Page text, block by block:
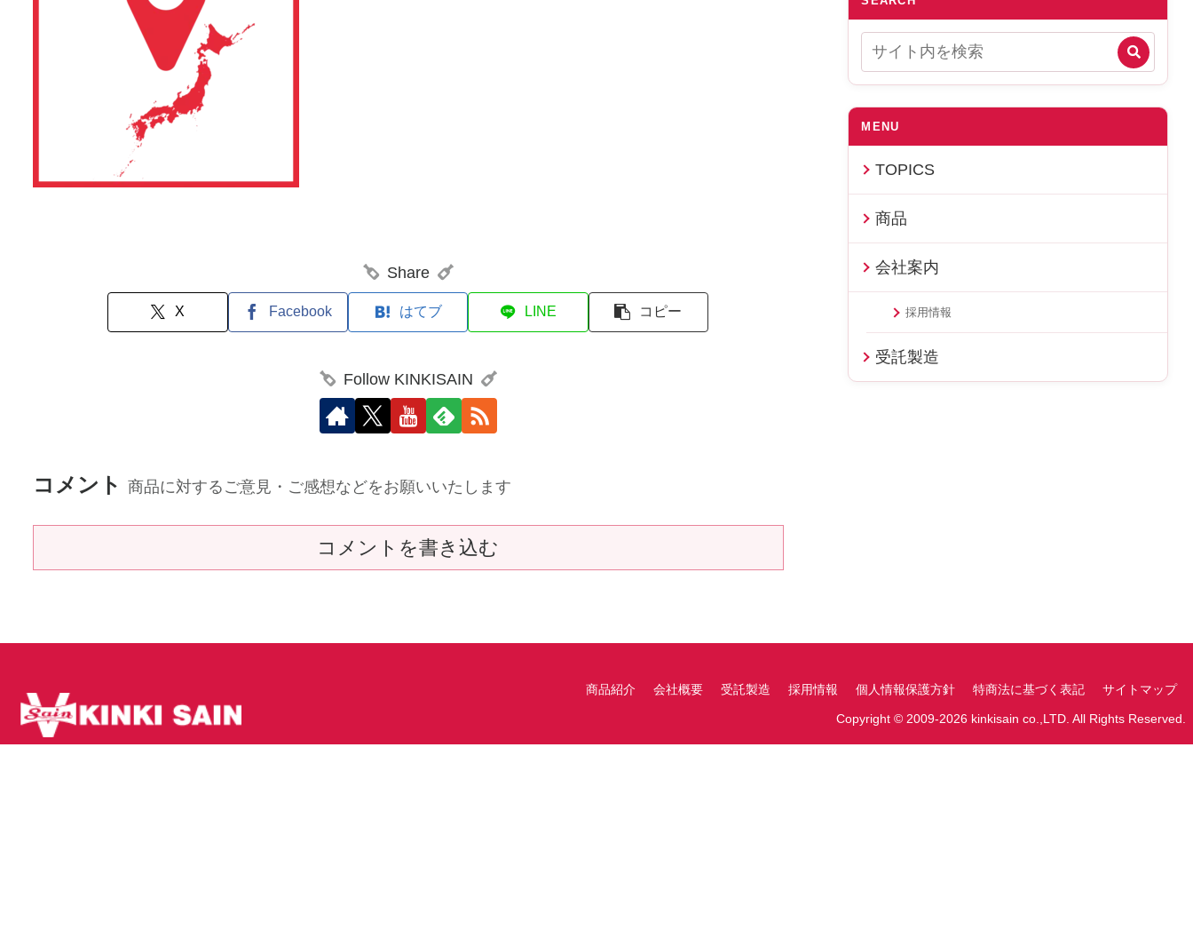
Share
X Facebook はてブ LINE コピー
Follow KINKISAIN
コメント 商品に対するご意見・ご感想などをお願いいたします
コメントを書き込む
TOPICS
商品
会社案内
採用情報
受託製造
商品紹介 会社概要 受託製造 採用情報 個人情報保護方針 特商法に基づく表記 サイトマップ
Copyright © 2009-2026 kinkisain co.,LTD. All Rights Reserved.